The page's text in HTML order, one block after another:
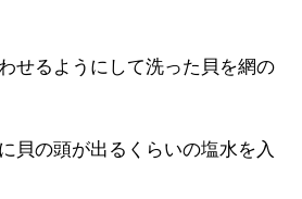
せるようにして洗った貝を網の
貝の頭が出るくらいの塩水を入